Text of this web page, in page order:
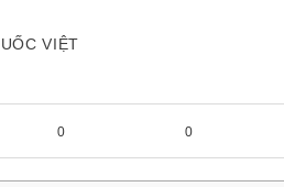
VIỆT
0 0